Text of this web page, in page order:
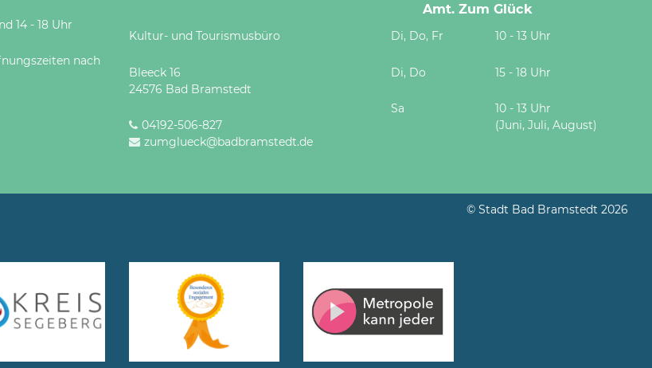
- 18 Uhr
nach
Kultur- und Tourismusbüro
Bleeck 16
24576 Bad Bramstedt
04192-506-827
zumglueck@badbramstedt.de
Amt. Zum Glück
Di, Do, Fr 10 - 13 Uhr
Di, Do 15 - 18 Uhr
Sa
10 - 13 Uhr
(Juni, Juli, August)
© Stadt Bad Bramstedt 2026